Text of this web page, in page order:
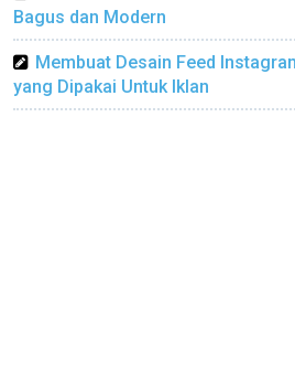
Bagus dan Modern
Membuat Desain Feed
yang Dipakai Untuk Iklan